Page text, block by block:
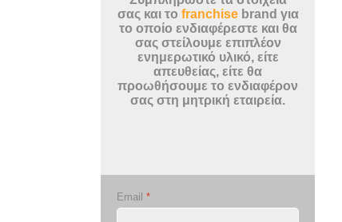
σας και το franchisebrand για
το οποίο ενδιαφέρεστε και θα
σας στείλουμε επιπλέον
ενημερωτικό υλικό, είτε
απευθείας, είτε θα
προωθήσουμε το ενδιαφέρον
σας στη μητρική εταιρεία.
Email *